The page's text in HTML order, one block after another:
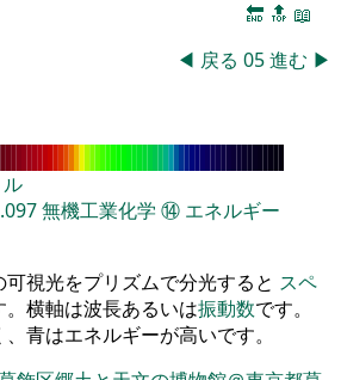
🔚 🔝 📖
◀ 戻る 05進む ▶
無機工業化学 ⑭ エネルギー
可視光をプリズムで分光すると スペ
横軸は波長あるいは振動数です。
青はエネルギーが高いです。